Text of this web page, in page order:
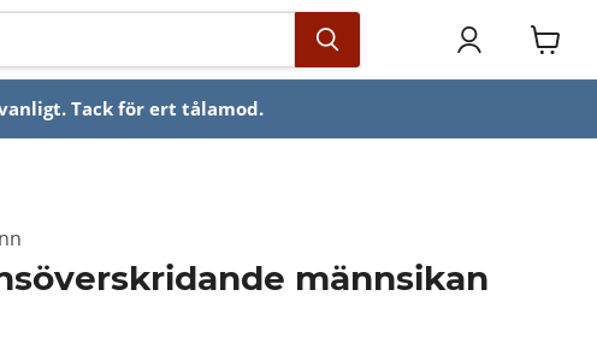
Tack för ert tålamod.
männsikan